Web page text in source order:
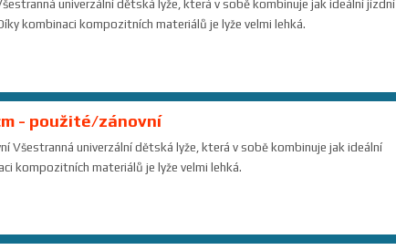
univerzální dětská lyže, která v sobě kombinuje jak ideální jízdní
kombinaci kompozitních materiálů je lyže velmi lehká.
- použité/zánovní
Všestranná univerzální dětská lyže, která v sobě kombinuje jak ideální
kompozitních materiálů je lyže velmi lehká.